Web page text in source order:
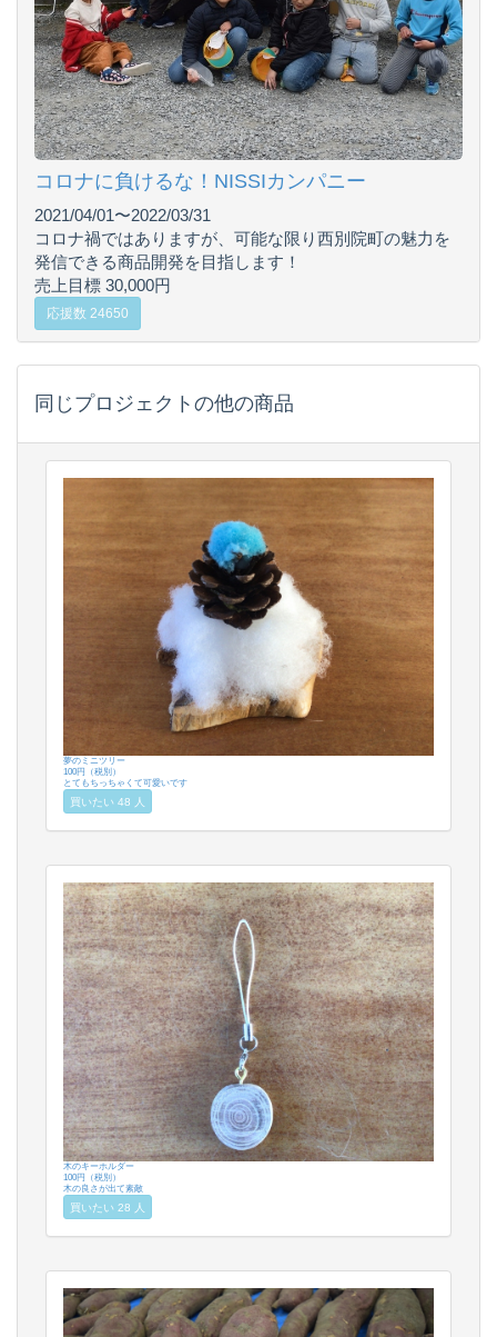
コロナに負けるな！NISSIカンパニー
2021/04/01〜2022/03/31
コロナ禍ではありますが、可能な限り西別院町の魅力を
発信できる商品開発を目指します！
売上目標 30,000円
応援数 24650
同じプロジェクトの他の商品
夢のミニツリー
100円（税別）
とてもちっちゃくて可愛いです
買いたい 48 人
木のキーホルダー
100円（税別）
木の良さが出て素敵
買いたい 28 人